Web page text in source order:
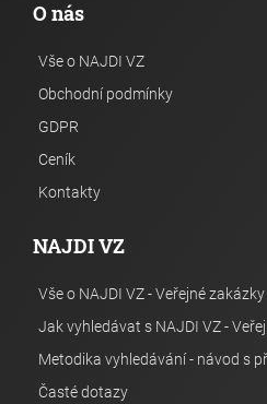
O nás
Vše o NAJDI VZ
Obchodní podmínky
GDPR
Ceník
Kontakty
NAJDI VZ
Vše o NAJDI VZ - Veřejné zakázky
Jak vyhledávat s NAJDI VZ -
Metodika vyhledávání - návod s
Časté dotazy